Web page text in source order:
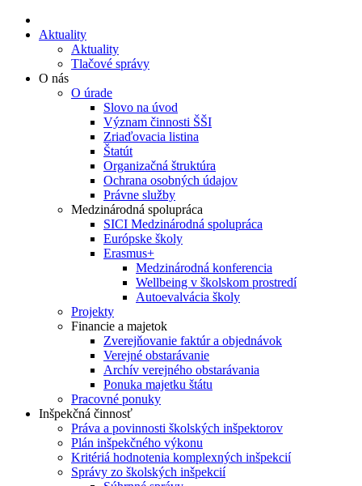
Aktuality
Aktuality
Tlačové správy
O nás
O úrade
Slovo na úvod
Význam činnosti ŠŠI
Zriaďovacia listina
Štatút
Organizačná štruktúra
Ochrana osobných údajov
Právne služby
Medzinárodná spolupráca
SICI Medzinárodná spolupráca
Európske školy
Erasmus+
Medzinárodná konferencia
Wellbeing v školskom prostredí
Autoevalvácia školy
Projekty
Financie a majetok
Zverejňovanie faktúr a objednávok
Verejné obstarávanie
Archív verejného obstarávania
Ponuka majetku štátu
Pracovné ponuky
Inšpekčná činnosť
Práva a povinnosti školských inšpektorov
Plán inšpekčného výkonu
Kritériá hodnotenia komplexných inšpekcií
Správy zo školských inšpekcií